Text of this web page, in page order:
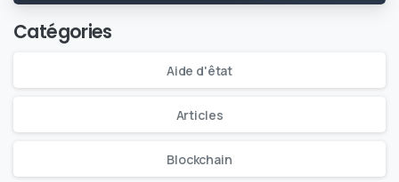
Catégories
Aide d'êtat
Articles
Blockchain